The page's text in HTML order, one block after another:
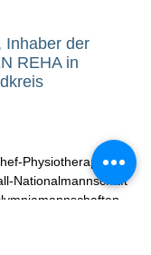
Inhaber der
REHA in
Physiotherapeut
Nationalmannschaft